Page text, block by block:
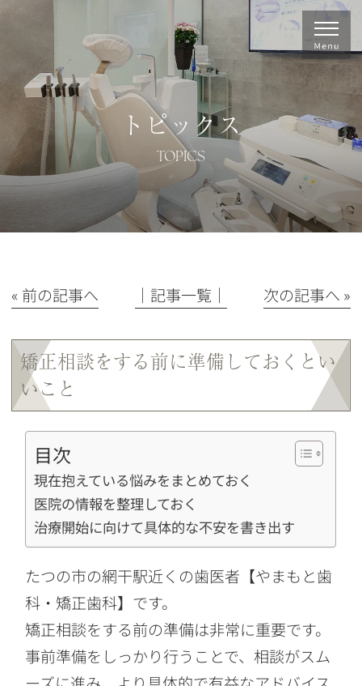
トピックス
TOPICS
« 前の記事へ │記事一覧│ 次の記事へ »
矯正相談をする前に準備しておくとい
いこと
目次
現在抱えている悩みをまとめておく
医院の情報を整理しておく
治療開始に向けて具体的な不安を書き出す
たつの市の網干駅近くの歯医者【やまもと歯
科・矯正歯科】です。
矯正相談をする前の準備は非常に重要です。
事前準備をしっかり行うことで、相談がスム